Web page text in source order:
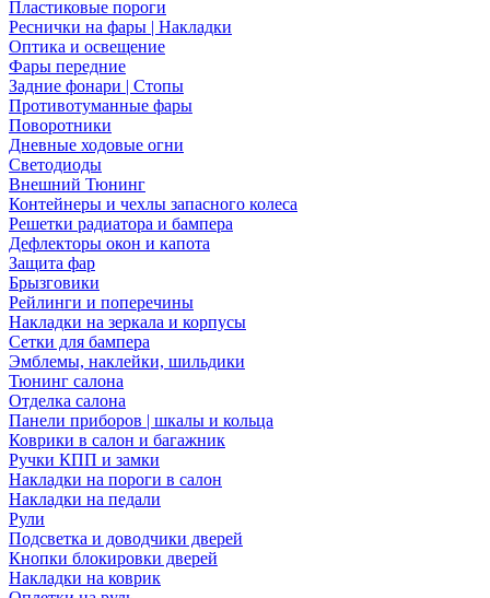
Пластиковые пороги
Реснички на фары | Накладки
Оптика и освещение
Фары передние
Задние фонари | Стопы
Противотуманные фары
Поворотники
Дневные ходовые огни
Светодиоды
Внешний Тюнинг
Контейнеры и чехлы запасного колеса
Решетки радиатора и бампера
Дефлекторы окон и капота
Защита фар
Брызговики
Рейлинги и поперечины
Накладки на зеркала и корпусы
Сетки для бампера
Эмблемы, наклейки, шильдики
Тюнинг салона
Отделка салона
Панели приборов | шкалы и кольца
Коврики в салон и багажник
Ручки КПП и замки
Накладки на пороги в салон
Накладки на педали
Рули
Подсветка и доводчики дверей
Кнопки блокировки дверей
Накладки на коврик